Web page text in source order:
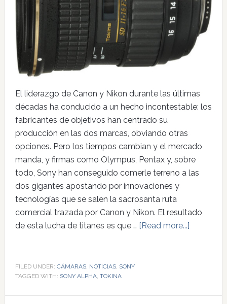
El liderazgo de Canon y Nikon durante las últimas
décadas ha conducido a un hecho incontestable: los
fabricantes de objetivos han centrado su
producción en las dos marcas, obviando otras
opciones. Pero los tiempos cambian y el mercado
manda, y firmas como Olympus, Pentax y, sobre
todo, Sony han conseguido comerle terreno a las
dos gigantes apostando por innovaciones y
tecnologías que se salen la sacrosanta ruta
comercial trazada por Canon y Nikon. El resultado
de esta lucha de titanes es que … [Read more...]
FILED UNDER: CÁMARAS, NOTICIAS, SONY
TAGGED WITH: SONY ALPHA, TOKINA